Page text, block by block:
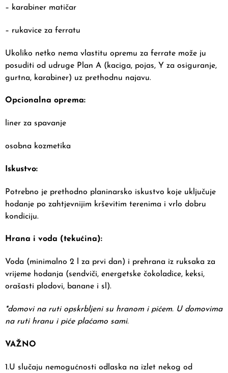
– karabiner matičar
– rukavice za ferratu
Ukoliko netko nema vlastitu opremu za ferrate može ju
posuditi od udruge Plan A (kaciga, pojas, Y za osiguranje,
gurtna, karabiner) uz prethodnu najavu.
Opcionalna oprema:
liner za spavanje
osobna kozmetika
Iskustvo:
Potrebno je prethodno planinarsko iskustvo koje uključuje
hodanje po zahtjevnijim krševitim terenima i vrlo dobru
kondiciju.
Hrana i voda (tekućina):
Voda (minimalno 2 l za prvi dan) i prehrana iz ruksaka za
vrijeme hodanja (sendviči, energetske čokoladice, keksi,
orašasti plodovi, banane i sl).
*domovi na ruti opskrbljeni su hranom i pićem. U domovima
na ruti hranu i piće plaćamo sami.
VAŽNO
1.U slučaju nemogućnosti odlaska na izlet nekog od